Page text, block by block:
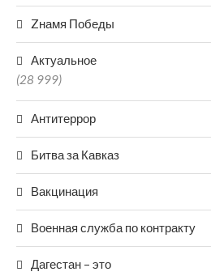
Zнамя Победы
Актуальное
(28 999)
Антитеррор
Битва за Кавказ
Вакцинация
Военная служба по контракту
Дагестан – это